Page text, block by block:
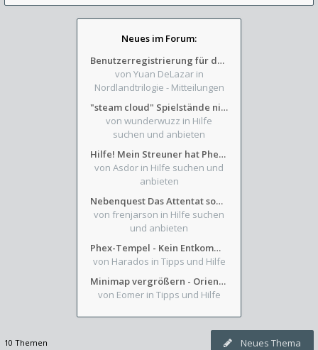
Neues im Forum:
Benutzerregistrierung für das SchickHD-/SchweifHD-Forum gesperrt
von Yuan DeLazar in
Nordlandtrilogie - Mitteilungen
"steam cloud" Spielstände nicht verfügbar
von wunderwuzz in Hilfe
suchen und anbieten
Hilfe! Mein Streuner hat Phexens Gunst verloren...
von Asdor in Hilfe suchen und
anbieten
Nebenquest Das Attentat sowie Beilunker Reiter und zwei kleine Ausrüstungsfragen
von frenjarson in Hilfe suchen
und anbieten
Phex-Tempel - Kein Entkommen aus Weinkeller/Bibliothek Trakt
von Harados in Tipps und Hilfe
Minimap vergrößern - Orientierung in Blutzinnen
von Eomer in Tipps und Hilfe
Neues Thema
10 Themen